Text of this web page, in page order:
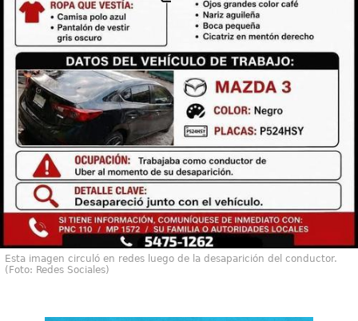
Esta imagen circuló en redes luego de la desaparición del conductor.
(Foto: Redes Sociales)